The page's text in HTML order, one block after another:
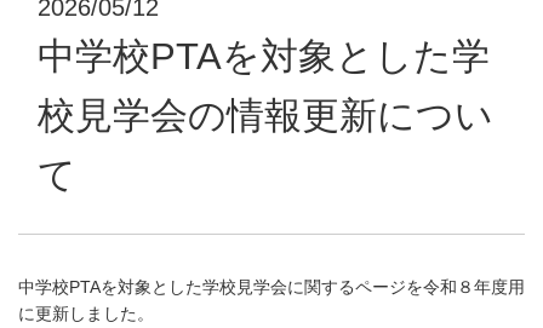
2026/05/12
中学校PTAを対象とした学
校見学会の情報更新につい
て
中学校PTAを対象とした学校見学会に関するページを令和８年度用
に更新しました。